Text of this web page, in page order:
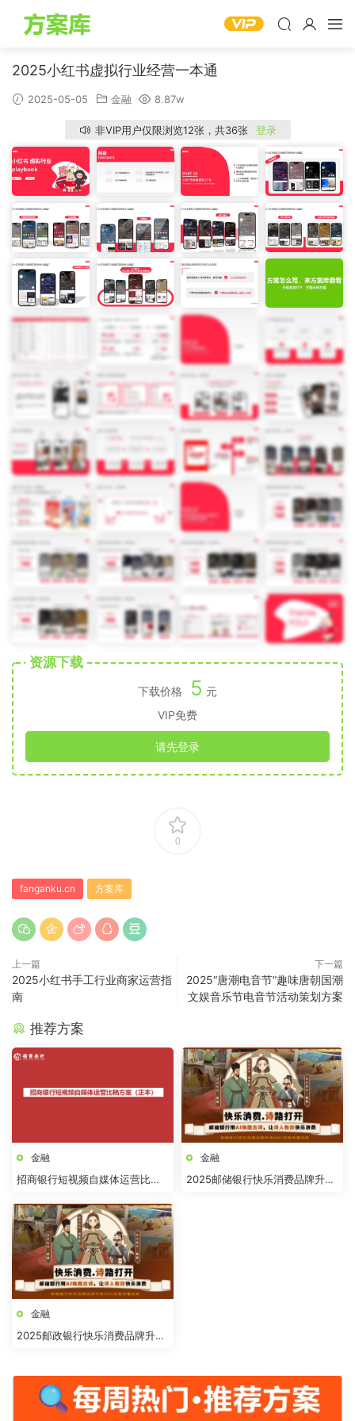
2025小红书虚拟行业经营一本通
2025-05-05 金融 8.87w
非VIP用户仅限浏览12张，共36张 登录
资源下载
下载价格 5 元
VIP免费
请先登录
0
fanganku.cn 方案库
上一篇
2025小红书手工行业商家运营指
南
下一篇
2025“唐潮电音节”趣味唐朝国潮
文娱音乐节电音节活动策划方案
推荐方案
金融
招商银行短视频自媒体运营比稿
金融
2025邮储银行快乐消费品牌升级
金融
2025邮政银行快乐消费品牌升级